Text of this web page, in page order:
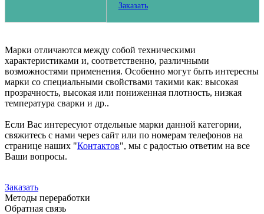
Заказать
Марки отличаются между собой техническими
характеристиками и, соответственно, различными
возможностями применения. Особенно могут быть интересны
марки со специальными свойствами такими как: высокая
прозрачность, высокая или пониженная плотность, низкая
температура сварки и др..
Если Вас интересуют отдельные марки данной категории,
свяжитесь с нами через сайт или по номерам телефонов на
странице наших "Контактов", мы с радостью ответим на все
Ваши вопросы.
Заказать
Методы переработки
Обратная связь